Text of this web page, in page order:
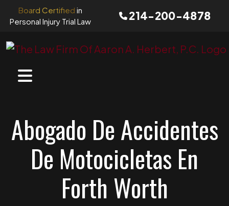
Board Certified in
Personal Injury Trial Law
214-200-4878
Abogado De Accidentes
De Motocicletas En
Forth Worth